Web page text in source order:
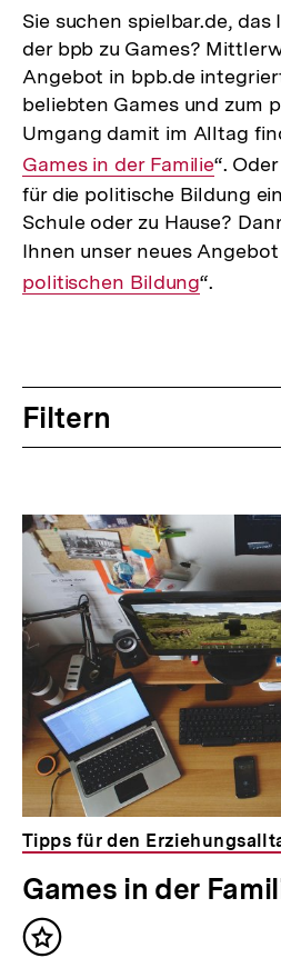
Sie suchen spielbar.de,
der bpb zu Games?
Angebot in bpb.de
beliebten Games und zum
Umgang damit im Alltag
Games in der Familie“.
für die politische Bildung
Schule oder zu Hause?
Ihnen unser neues Angebot
politischen Bildung“.
Filtern
Tipps für den
Games in der
Inhalt